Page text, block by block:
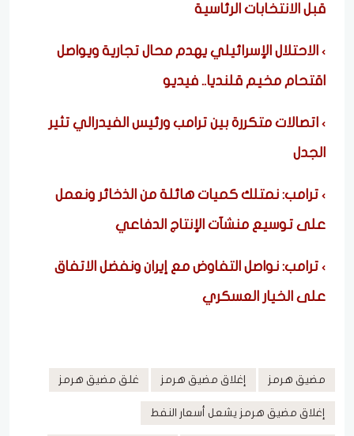
قبل الانتخابات الرئاسية
الاحتلال الإسرائيلي يهدم محال تجارية ويواصل
اقتحام مخيم قلنديا.. فيديو
اتصالات متكررة بين ترامب ورئيس الفيدرالي تثير
الجدل
ترامب: نمتلك كميات هائلة من الذخائر ونعمل
على توسيع منشآت الإنتاج الدفاعي
ترامب: نواصل التفاوض مع إيران ونفضل الاتفاق
على الخيار العسكري
مضيق هرمز إغلاق مضيق هرمز غلق مضيق هرمز
إغلاق مضيق هرمز يشعل أسعار النفط